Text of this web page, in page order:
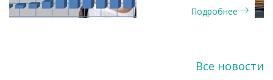
Подробнее
Все новости